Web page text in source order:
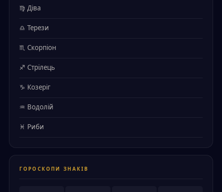
♍ Діва
♎ Терези
♏ Скорпіон
♐ Стрілець
♑ Козеріг
♒ Водолій
♓ Риби
ГОРОСКОПИ ЗНАКІВ